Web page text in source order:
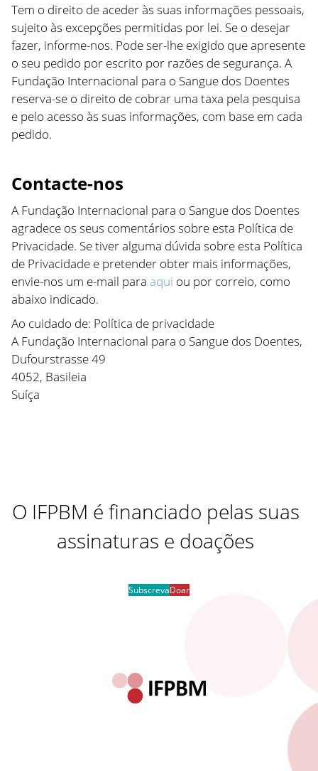
Tem o direito de aceder às suas informações pessoais,
sujeito às excepções permitidas por lei. Se o desejar
fazer, informe-nos. Pode ser-lhe exigido que apresente
o seu pedido por escrito por razões de segurança. A
Fundação Internacional para o Sangue dos Doentes
reserva-se o direito de cobrar uma taxa pela pesquisa
e pelo acesso às suas informações, com base em cada
pedido.
Contacte-nos
A Fundação Internacional para o Sangue dos Doentes
agradece os seus comentários sobre esta Política de
Privacidade. Se tiver alguma dúvida sobre esta Política
de Privacidade e pretender obter mais informações,
envie-nos um e-mail para aqui ou por correio, como
abaixo indicado.
Ao cuidado de: Política de privacidade
A Fundação Internacional para o Sangue dos Doentes,
Dufourstrasse 49
4052, Basileia
Suíça
O IFPBM é financiado pelas suas
assinaturas e doações
SubscrevaDoar